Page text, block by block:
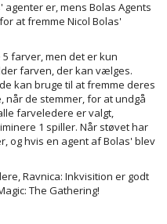
er, mens Bolas Agents
at fremme Nicol Bolas'
farver, men det er kun
farven, der kan vælges.
kan bruge til at fremme deres
de stemmer, for at undgå
farveledere er valgt,
1 spiller. Når støvet har
og hvis en agent af Bolas' blev
Ravnica: Inkvisition er godt
The Gathering!